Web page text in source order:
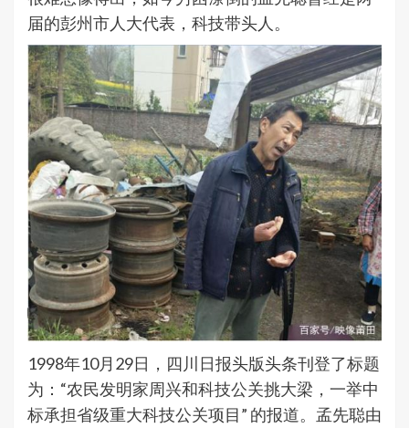
届的彭州市人大代表，科技带头人。
1998年10月29日，四川日报头版头条刊登了标题
为：“农民发明家周兴和科技公关挑大梁，一举中
标承担省级重大科技公关项目” 的报道。孟先聪由